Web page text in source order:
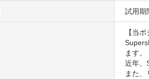
試用期
【当
ます。
近年、
また